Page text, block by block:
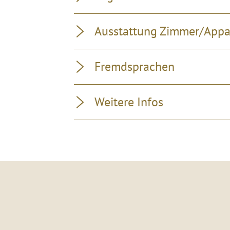
Ausstattung Zimmer/
Fremdsprachen
Weitere Infos